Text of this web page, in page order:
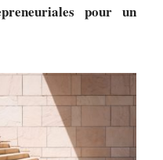
pour un